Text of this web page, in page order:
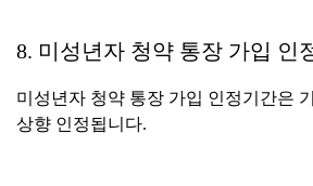
8. 미성년자 청약 통장 가입 인
미성년자 청약 통장 가입 인정기간은
상향 인정됩니다.